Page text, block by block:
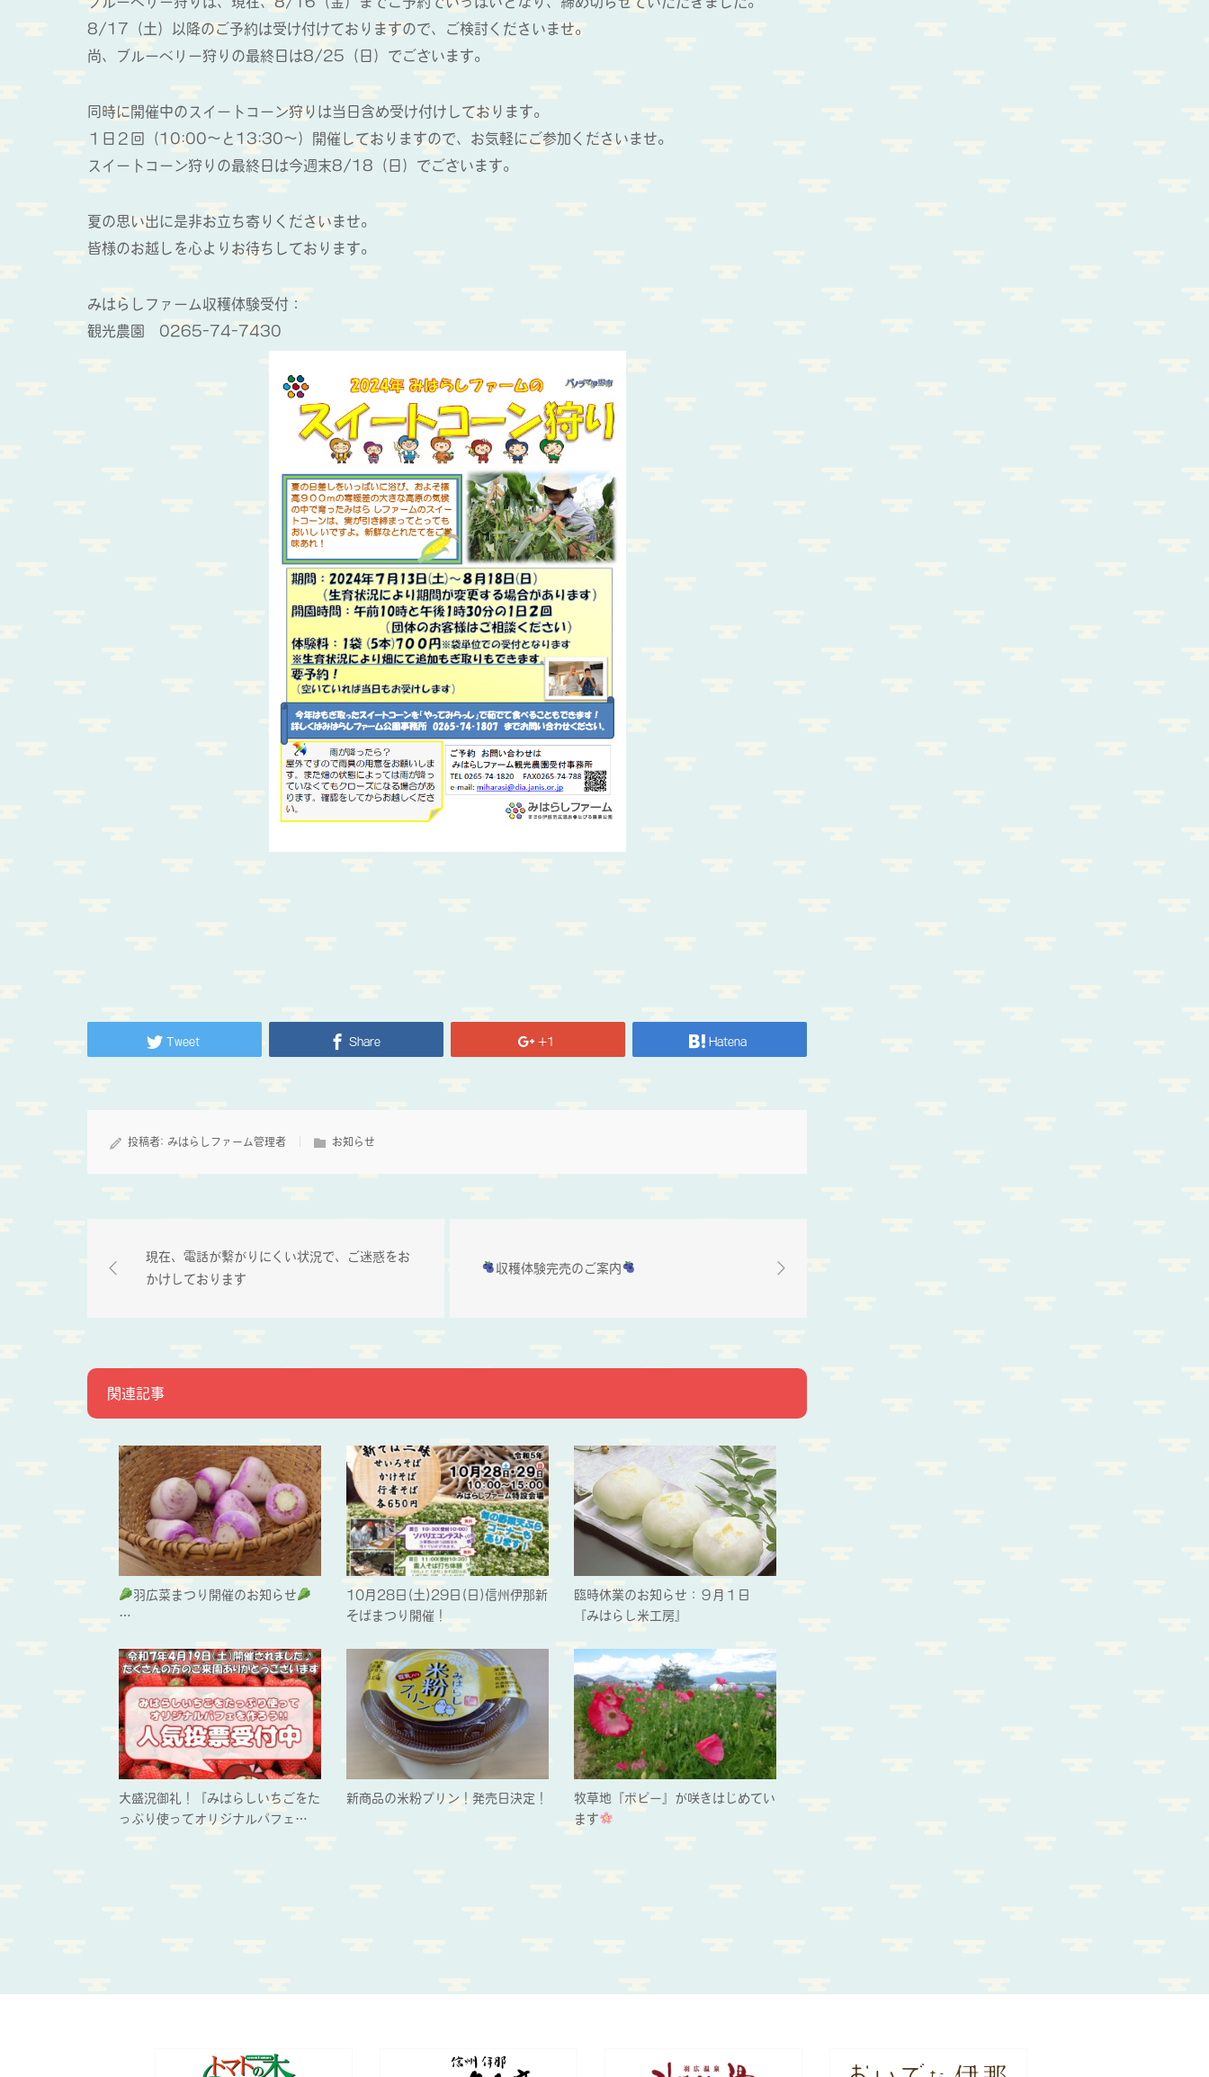
8/17（土）以降のご予約は受け付けておりますので、ご検討くださいませ。
尚、ブルーベリー狩りの最終日は8/25（日）でございます。
同時に開催中のスイートコーン狩りは当日含め受け付けしております。
１日２回（10:00～と13:30～）開催しておりますので、お気軽にご参加くださいませ。
スイートコーン狩りの最終日は今週末8/18（日）でございます。
夏の思い出に是非お立ち寄りくださいませ。
皆様のお越しを心よりお待ちしております。
みはらしファーム収穫体験受付：
観光農園 0265-74-7430
Tweet Share +1 Hatena
投稿者: みはらしファーム管理者 お知らせ
現在、電話が繋がりにくい状況で、ご迷惑をお
かけしております
収穫体験完売のご案内
関連記事
羽広菜まつり開催のお知らせ
…
10月28日(土)29日(日)信州伊那新
そばまつり開催！
臨時休業のお知らせ：９月１日
『みはらし米工房』
大盛況御礼！『みはらしいちごをた
っぷり使ってオリジナルパフェ…
新商品の米粉プリン！発売日決定！
牧草地『ポピー』が咲きはじめてい
ます